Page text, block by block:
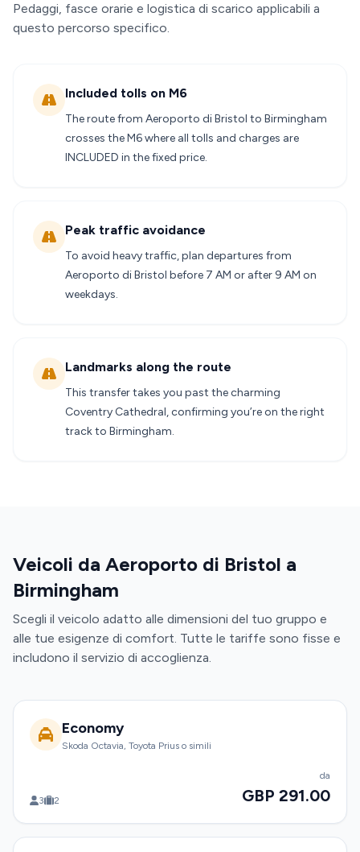
Pedaggi, fasce orarie e logistica di scarico applicabili a
questo percorso specifico.
Included tolls on M6
The route from Aeroporto di Bristol to Birmingham
crosses the M6 where all tolls and charges are
INCLUDED in the fixed price.
Peak traffic avoidance
To avoid heavy traffic, plan departures from
Aeroporto di Bristol before 7 AM or after 9 AM on
weekdays.
Landmarks along the route
This transfer takes you past the charming
Coventry Cathedral, confirming you’re on the right
track to Birmingham.
Veicoli da Aeroporto di Bristol a
Birmingham
Scegli il veicolo adatto alle dimensioni del tuo gruppo e
alle tue esigenze di comfort. Tutte le tariffe sono fisse e
includono il servizio di accoglienza.
Economy
Skoda Octavia, Toyota Prius o simili
3 2
da
GBP 291.00